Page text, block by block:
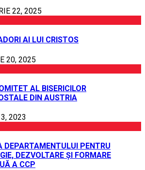
22, 2025
AI LUI CRISTOS
20, 2025
AL BISERICILOR
DIN AUSTRIA
2023
DEPARTAMENTULUI PENTRU
DEZVOLTARE ȘI FORMARE
A CCP